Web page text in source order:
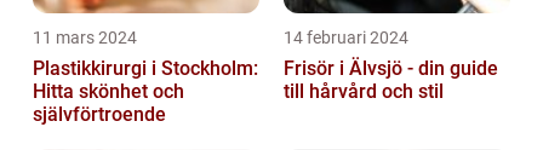
11 mars 2024
Plastikkirurgi i Stockholm:
Hitta skönhet och
självförtroende
14 februari 2024
Frisör i Älvsjö - din guide
till hårvård och stil